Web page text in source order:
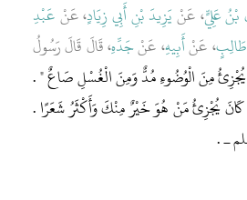
بْنُ عَلِيٍّ، عَنْيَزِيدَ بْنِ أَبِي زِيَادٍ، عَنْعَبْدِ
، عَنْأَبِيهِ، عَنْجَدِّهِ، قَالَ قَالَ رَسُولُ
مِنَ الْوُضُوءِ مُدٌّ وَمِنَ الْغُسْلِ صَاعٌ ‏"‏ ‏.‏
كَانَ يُجْزِئُ مَنْ هُوَ خَيْرٌ مِنْكَ وَأَكْثَرُ شَعَرًا ‏.‏
ـ ‏.‏